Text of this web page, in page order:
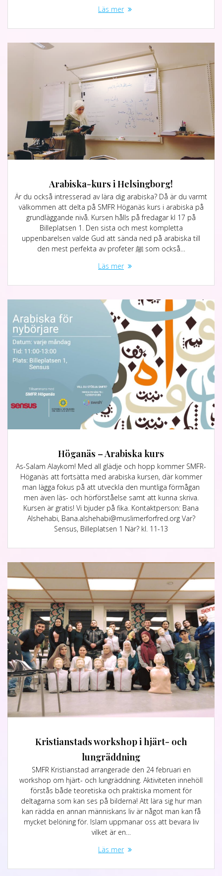
Läs mer
Arabiska-kurs i Helsingborg!
Är du också intresserad av lära dig arabiska? Då är du varmt
välkommen att delta på SMFR Höganäs kurs i arabiska på
grundläggande nivå. Kursen hålls på fredagar kl 17 på
Billeplatsen 1. Den sista och mest kompletta
uppenbarelsen valde Gud att sända ned på arabiska till
den mest perfekta av profeter ﷺ som också…
Läs mer
Höganäs – Arabiska kurs
As-Salam Alaykom! Med all glädje och hopp kommer SMFR-
Höganäs att fortsätta med arabiska kursen, där kommer
man lägga fokus på att utveckla den muntliga förmågan
men även läs- och hörförståelse samt att kunna skriva.
Kursen är gratis! Vi bjuder på fika. Kontaktperson: Bana
Alshehabi, Bana.alshehabi@muslimerforfred.org Var?
Sensus, Billeplatsen 1 När? kl. 11-13
Kristianstads workshop i hjärt- och
lungräddning
SMFR Kristianstad arrangerade den 24 februari en
workshop om hjärt- och lungräddning. Aktiviteten innehöll
förstås både teoretiska och praktiska moment för
deltagarna som kan ses på bilderna! Att lära sig hur man
kan rädda en annan människans liv är något man kan få
mycket belöning för. Islam uppmanar oss att bevara liv
vilket är en…
Läs mer